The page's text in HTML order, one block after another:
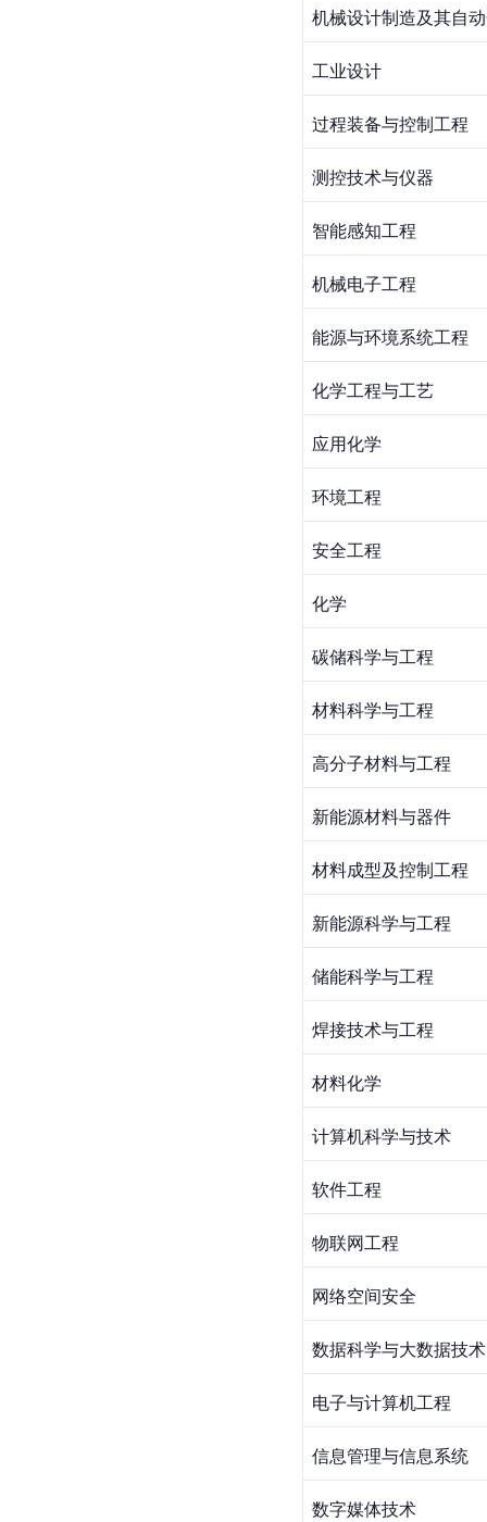
机械设计制造及其自
工业设计
过程装备与控制工程
测控技术与仪器
智能感知工程
机械电子工程
能源与环境系统工程
化学工程与工艺
应用化学
环境工程
安全工程
化学
碳储科学与工程
材料科学与工程
高分子材料与工程
新能源材料与器件
材料成型及控制工程
新能源科学与工程
储能科学与工程
焊接技术与工程
材料化学
计算机科学与技术
软件工程
物联网工程
网络空间安全
数据科学与大数据技术
电子与计算机工程
信息管理与信息系统
数字媒体技术